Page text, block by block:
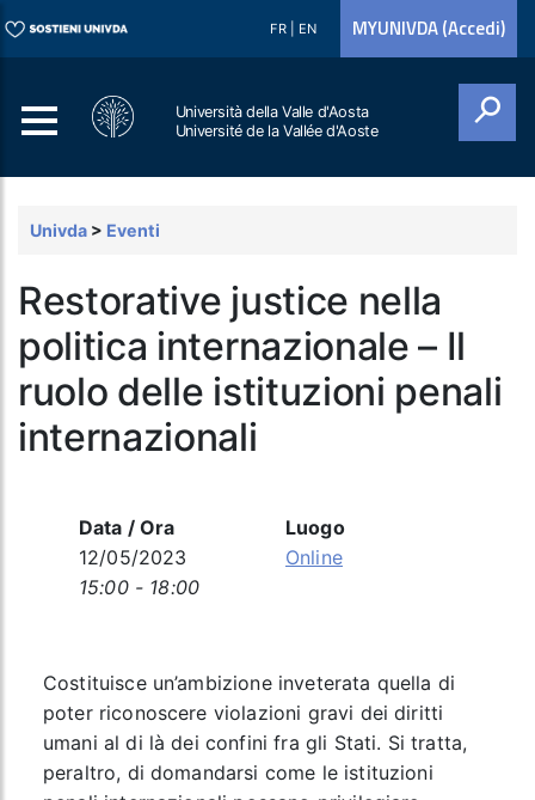
FR EN MYUNIVDA (Accedi)
Università della Valle d'Aosta
Université de la Vallée d'Aoste
Univda > Eventi
Restorative justice nella
politica internazionale – Il
ruolo delle istituzioni penali
internazionali
Data / Ora
12/05/2023
15:00 - 18:00
Luogo
Online
Costituisce un’ambizione inveterata quella di
poter riconoscere violazioni gravi dei diritti
umani al di là dei confini fra gli Stati. Si tratta,
peraltro, di domandarsi come le istituzioni